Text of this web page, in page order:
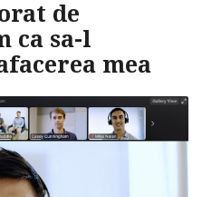
de
ca sa-l
mea